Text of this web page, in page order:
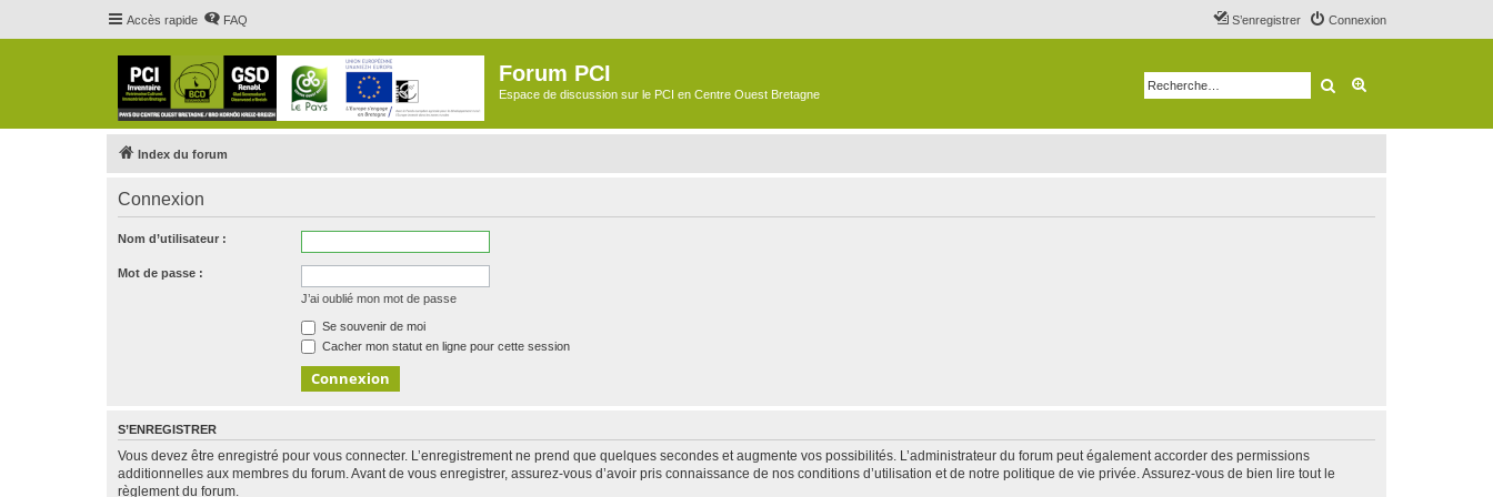
Accès rapide FAQ Connexion
S’enregistrer
Forum PCI
Espace de discussion sur le PCI en Centre Ouest Bretagne Rechercher
Index du forum
Connexion
Nom d’utilisateur :
Mot de passe :
J’ai oublié mon mot de passe
Se souvenir de moi
Cacher mon statut en ligne pour cette session
S’ENREGISTRER
Vous devez être enregistré pour vous connecter. L’enregistrement ne prend que quelques secondes et augmente vos possibilités. L’administrateur du forum peut également accorder des permissions
additionnelles aux membres du forum. Avant de vous enregistrer, assurez-vous d’avoir pris connaissance de nos conditions d’utilisation et de notre politique de vie privée. Assurez-vous de bien lire tout le
règlement du forum.